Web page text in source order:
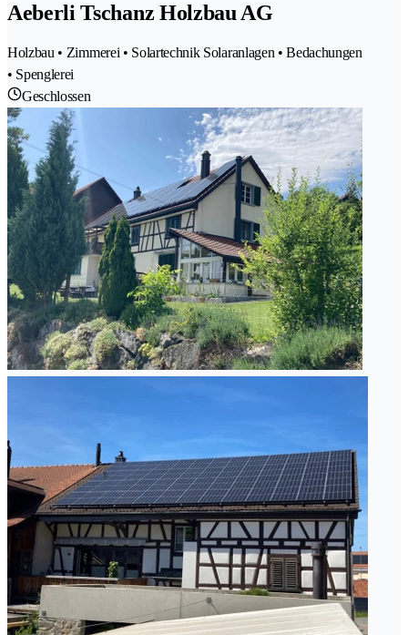
Aeberli Tschanz Holzbau AG
Holzbau • Zimmerei • Solartechnik Solaranlagen • Bedachungen
• Spenglerei
Geschlossen